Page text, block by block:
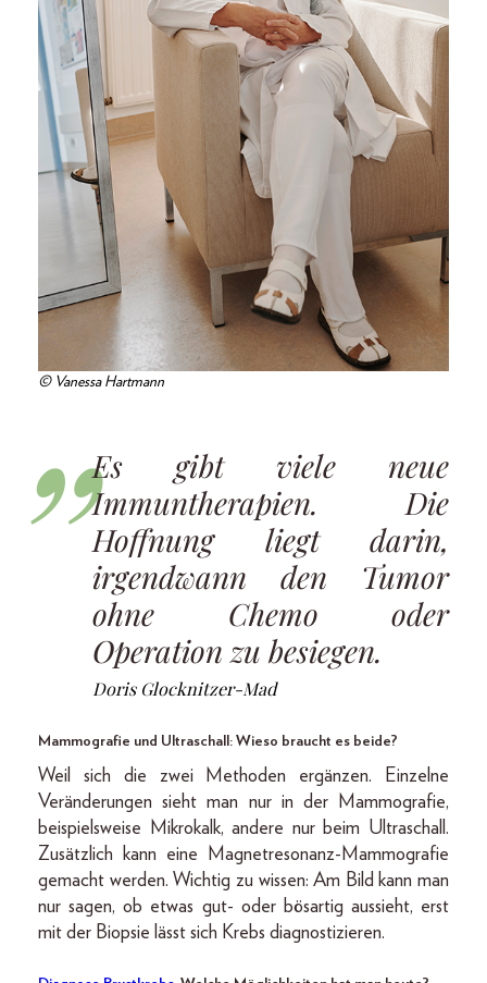
© Vanessa Hartmann
Es gibt viele neue
Immuntherapien. Die
Hoffnung liegt darin,
irgendwann den Tumor
ohne Chemo oder
Operation zu besiegen.
Doris Glocknitzer-Mad
Mammografie und Ultraschall: Wieso braucht es beide?
Weil sich die zwei Methoden ergänzen. Einzelne
Veränderungen sieht man nur in der Mammografie,
beispielsweise Mikrokalk, andere nur beim Ultraschall.
Zusätzlich kann eine Magnetresonanz-Mammografie
gemacht werden. Wichtig zu wissen: Am Bild kann man
nur sagen, ob etwas gut- oder bösartig aussieht, erst
mit der Biopsie lässt sich Krebs diagnostizieren.